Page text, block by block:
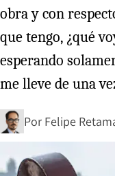
obra y con
que tengo, ¿qué
esperando
me lleve de una
Por Felipe